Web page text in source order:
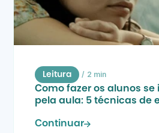
Leitura / 2 min
Como fazer os alunos se
pela aula: 5 técnicas de
Continuar